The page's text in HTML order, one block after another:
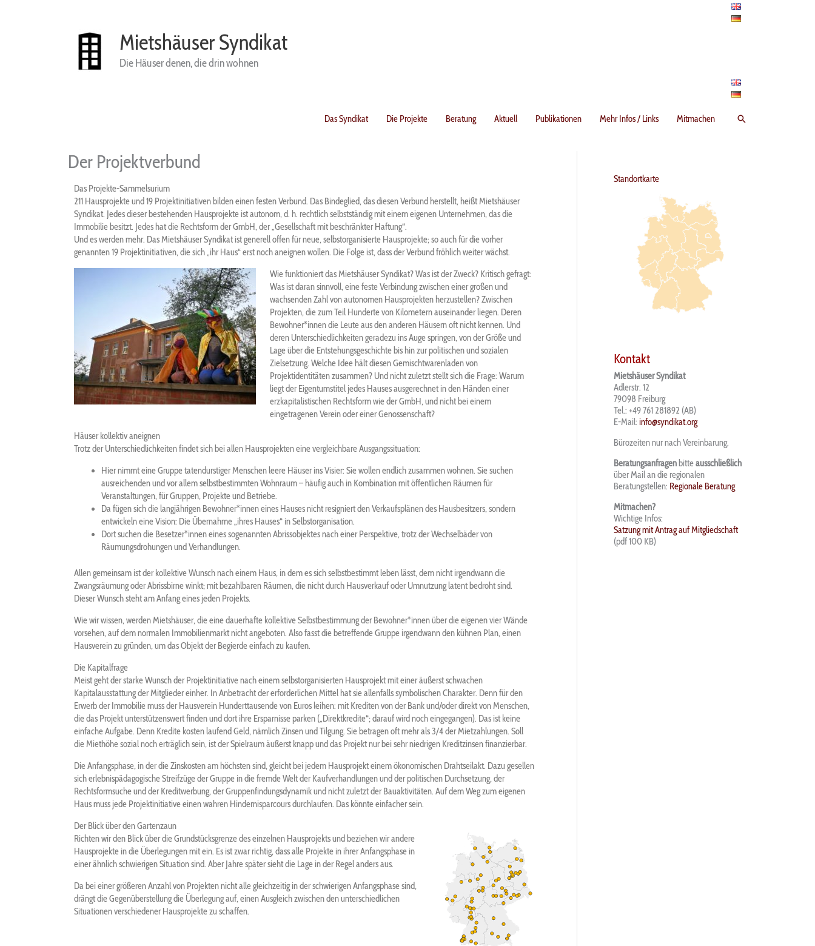
Mietshäuser Syndikat
Die Häuser denen, die drin wohnen
Das Syndikat Die Projekte Beratung Aktuell Publikationen Mehr Infos / Links Mitmachen Suchen
Der Projektverbund
Das Projekte-Sammelsurium
211 Hausprojekte und 19 Projektinitiativen bilden einen festen Verbund. Das Bindeglied, das diesen Verbund herstellt, heißt Mietshäuser
Syndikat. Jedes dieser bestehenden Hausprojekte ist autonom, d. h. rechtlich selbstständig mit einem eigenen Unternehmen, das die
Immobilie besitzt. Jedes hat die Rechtsform der GmbH, der „Gesellschaft mit beschränkter Haftung“.
Und es werden mehr. Das Mietshäuser Syndikat ist generell offen für neue, selbstorganisierte Hausprojekte; so auch für die vorher
genannten 19 Projektinitiativen, die sich „ihr Haus“ erst noch aneignen wollen. Die Folge ist, dass der Verbund fröhlich weiter wächst.
Wie funktioniert das Mietshäuser Syndikat? Was ist der Zweck? Kritisch gefragt:
Was ist daran sinnvoll, eine feste Verbindung zwischen einer großen und
wachsenden Zahl von autonomen Hausprojekten herzustellen? Zwischen
Projekten, die zum Teil Hunderte von Kilometern auseinander liegen. Deren
Bewohner*innen die Leute aus den anderen Häusern oft nicht kennen. Und
deren Unterschiedlichkeiten geradezu ins Auge springen, von der Größe und
Lage über die Entstehungsgeschichte bis hin zur politischen und sozialen
Zielsetzung. Welche Idee hält diesen Gemischtwarenladen von
Projektidentitäten zusammen? Und nicht zuletzt stellt sich die Frage: Warum
liegt der Eigentumstitel jedes Hauses ausgerechnet in den Händen einer
erzkapitalistischen Rechtsform wie der GmbH, und nicht bei einem
eingetragenen Verein oder einer Genossenschaft?
Häuser kollektiv aneignen
Trotz der Unterschiedlichkeiten findet sich bei allen Hausprojekten eine vergleichbare Ausgangssituation:
Hier nimmt eine Gruppe tatendurstiger Menschen leere Häuser ins Visier: Sie wollen endlich zusammen wohnen. Sie suchen
ausreichenden und vor allem selbstbestimmten Wohnraum – häufig auch in Kombination mit öffentlichen Räumen für
Veranstaltungen, für Gruppen, Projekte und Betriebe.
Da fügen sich die langjährigen Bewohner*innen eines Hauses nicht resigniert den Verkaufsplänen des Hausbesitzers, sondern
entwickeln eine Vision: Die Übernahme „ihres Hauses“ in Selbstorganisation.
Dort suchen die Besetzer*innen eines sogenannten Abrissobjektes nach einer Perspektive, trotz der Wechselbäder von
Räumungsdrohungen und Verhandlungen.
Allen gemeinsam ist der kollektive Wunsch nach einem Haus, in dem es sich selbstbestimmt leben lässt, dem nicht irgendwann die
Zwangsräumung oder Abrissbirne winkt; mit bezahlbaren Räumen, die nicht durch Hausverkauf oder Umnutzung latent bedroht sind.
Dieser Wunsch steht am Anfang eines jeden Projekts.
Wie wir wissen, werden Mietshäuser, die eine dauerhafte kollektive Selbstbestimmung der Bewohner*innen über die eigenen vier Wände
vorsehen, auf dem normalen Immobilienmarkt nicht angeboten. Also fasst die betreffende Gruppe irgendwann den kühnen Plan, einen
Hausverein zu gründen, um das Objekt der Begierde einfach zu kaufen.
Die Kapitalfrage
Meist geht der starke Wunsch der Projektinitiative nach einem selbstorganisierten Hausprojekt mit einer äußerst schwachen
Kapitalausstattung der Mitglieder einher. In Anbetracht der erforderlichen Mittel hat sie allenfalls symbolischen Charakter. Denn für den
Erwerb der Immobilie muss der Hausverein Hunderttausende von Euros leihen: mit Krediten von der Bank und/oder direkt von Menschen,
die das Projekt unterstützenswert finden und dort ihre Ersparnisse parken („Direktkredite“; darauf wird noch eingegangen). Das ist keine
einfache Aufgabe. Denn Kredite kosten laufend Geld, nämlich Zinsen und Tilgung. Sie betragen oft mehr als 3/4 der Mietzahlungen. Soll
die Miethöhe sozial noch erträglich sein, ist der Spielraum äußerst knapp und das Projekt nur bei sehr niedrigen Kreditzinsen finanzierbar.
Die Anfangsphase, in der die Zinskosten am höchsten sind, gleicht bei jedem Hausprojekt einem ökonomischen Drahtseilakt. Dazu gesellen
sich erlebnispädagogische Streifzüge der Gruppe in die fremde Welt der Kaufverhandlungen und der politischen Durchsetzung, der
Rechtsformsuche und der Kreditwerbung, der Gruppenfindungsdynamik und nicht zuletzt der Bauaktivitäten. Auf dem Weg zum eigenen
Haus muss jede Projektinitiative einen wahren Hindernisparcours durchlaufen. Das könnte einfacher sein.
Der Blick über den Gartenzaun
Richten wir den Blick über die Grundstücksgrenze des einzelnen Hausprojekts und beziehen wir andere
Hausprojekte in die Überlegungen mit ein. Es ist zwar richtig, dass alle Projekte in ihrer Anfangsphase in
einer ähnlich schwierigen Situation sind. Aber Jahre später sieht die Lage in der Regel anders aus.
Da bei einer größeren Anzahl von Projekten nicht alle gleichzeitig in der schwierigen Anfangsphase sind,
drängt die Gegenüberstellung die Überlegung auf, einen Ausgleich zwischen den unterschiedlichen
Situationen verschiedener Hausprojekte zu schaffen.
Standortkarte
Kontakt
Mietshäuser Syndikat
Adlerstr. 12
79098 Freiburg
Tel.: +49 761 281892 (AB)
E-Mail: info@syndikat.org
Bürozeiten nur nach Vereinbarung.
Beratungsanfragen bitteausschließlich
über Mail an die regionalen
Beratungstellen: Regionale Beratung
Mitmachen?
Wichtige Infos:
Satzung mit Antrag auf Mitgliedschaft
(pdf 100 KB)